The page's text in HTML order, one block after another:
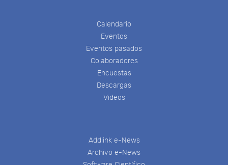
Calendario
Eventos
Eventos pasados
Colaboradores
Encuestas
Descargas
Videos
Addlink e-News
Archivo e-News